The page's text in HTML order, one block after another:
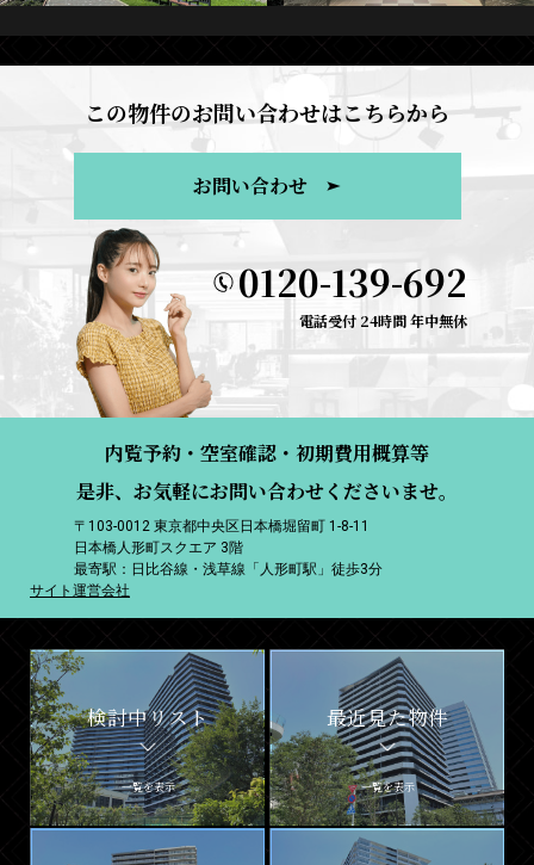
この物件のお問い合わせはこちらから
お問い合わせ
0120-139-692
電話受付 24時間 年中無休
内覧予約・空室確認・初期費用概算等
是非、お気軽にお問い合わせくださいませ。
〒103-0012 東京都中央区日本橋堀留町 1-8-11
日本橋人形町スクエア 3階
最寄駅：日比谷線・浅草線「人形町駅」徒歩3分
サイト運営会社
検討中リスト
一覧を表示
最近見た物件
一覧を表示